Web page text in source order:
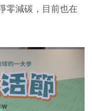
零減碳，目前也在